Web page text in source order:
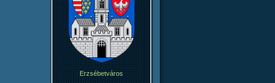
Erzsébetváros